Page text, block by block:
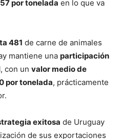
por tonelada en lo que va
481 de carne de animales
mantiene una participación
, con un valor medio de
por tonelada, prácticamente
exitosa de Uruguay
de sus exportaciones